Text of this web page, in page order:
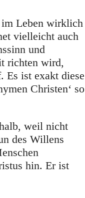
im Leben wirklich
vielleicht auch
und
richten wird,
Es ist exakt diese
Christen‘ so
weil nicht
des Willens
hin. Er ist